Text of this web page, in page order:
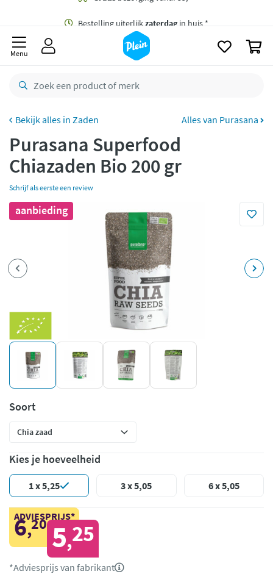
Bestelling uiterlijkzaterdag
retourneren
Betaal met Klarna
Menu
Zaden Alles van Purasana
Purasana Superfood
Chiazaden Bio 200 gr
Schrijf als eerste een review
aanbieding
Soort
Kies je hoeveelheid
1 x 5,25 3 x 5,05 6 x 5,05
ADVIESPRIJS*
6,20 5,25
*Adviesprijs van fabrikant